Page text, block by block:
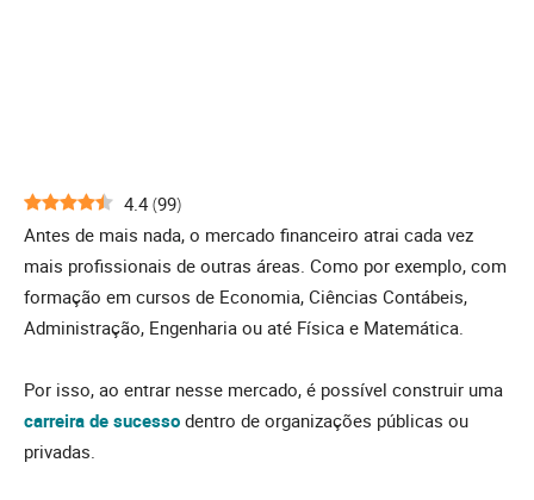
4.4 (99)
Antes de mais nada, o mercado financeiro atrai cada vez
mais profissionais de outras áreas. Como por exemplo, com
formação em cursos de Economia, Ciências Contábeis,
Administração, Engenharia ou até Física e Matemática.
Por isso, ao entrar nesse mercado, é possível construir uma
carreira de sucesso dentro de organizações públicas ou
privadas.